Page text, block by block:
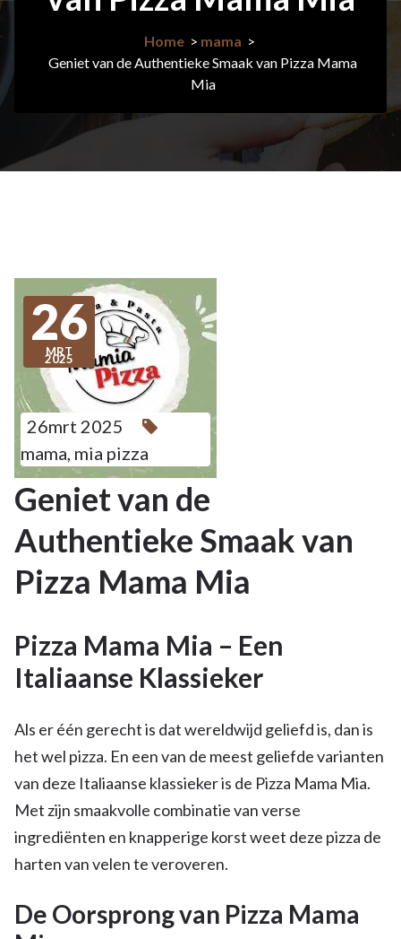
Home> mama >
Geniet van de Authentieke Smaak van Pizza Mama
Mia
26
MRT
2025
26mrt 2025
mama mia pizza
Geniet van de
Authentieke Smaak van
Pizza Mama Mia
Pizza Mama Mia – Een
Italiaanse Klassieker
Als er één gerecht is dat wereldwijd geliefd is, dan is
het wel pizza. En een van de meest geliefde varianten
van deze Italiaanse klassieker is de Pizza Mama Mia.
Met zijn smaakvolle combinatie van verse
ingrediënten en knapperige korst weet deze pizza de
harten van velen te veroveren.
De Oorsprong van Pizza Mama